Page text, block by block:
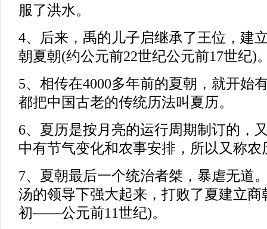
服了洪水。
4、后来，禹的儿子启继承了王位，建
朝夏朝(约公元前22世纪公元前17世纪)
5、相传在4000多年前的夏朝，就开始
都把中国古老的传统历法叫夏历。
6、夏历是按月亮的运行周期制订的，
中有节气变化和农事安排，所以又称农
7、夏朝最后一个统治者桀，暴虐无道
汤的领导下强大起来，打败了夏建立商
初——公元前11世纪)。